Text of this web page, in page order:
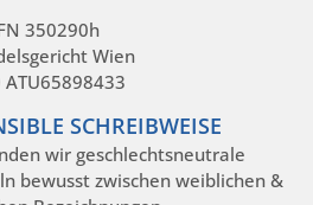
350290h
Wien
ATU65898433
SCHREIBWEISE
wir geschlechtsneutrale
bewusst zwischen weiblichen &